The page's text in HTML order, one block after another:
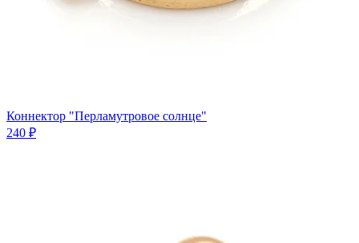
Коннектор "Перламутровое солнце"
240 ₽